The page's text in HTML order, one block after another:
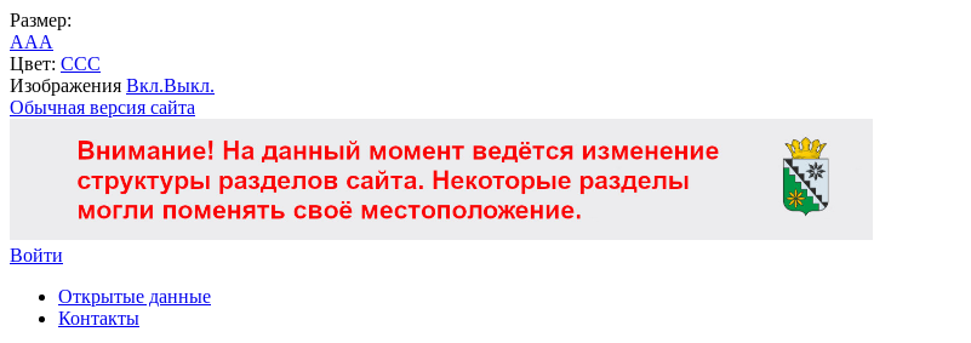
Размер:
AAA
Цвет: CCC
Изображения Вкл.Выкл.
Обычная версия сайта
Войти
Открытые данные
Контакты